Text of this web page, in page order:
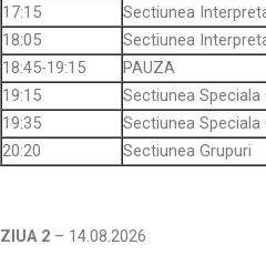
17:15
Sectiunea
18:05
Sectiunea
18:45-19:15
PAUZA
19:15
Sectiunea Speciala
19:35
Sectiunea Speciala
20:20
Sectiunea Grupuri
ZIUA 2 – 14.08.2026